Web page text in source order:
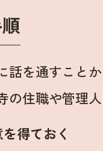
話を通すこと
の住職や管理
得ておく